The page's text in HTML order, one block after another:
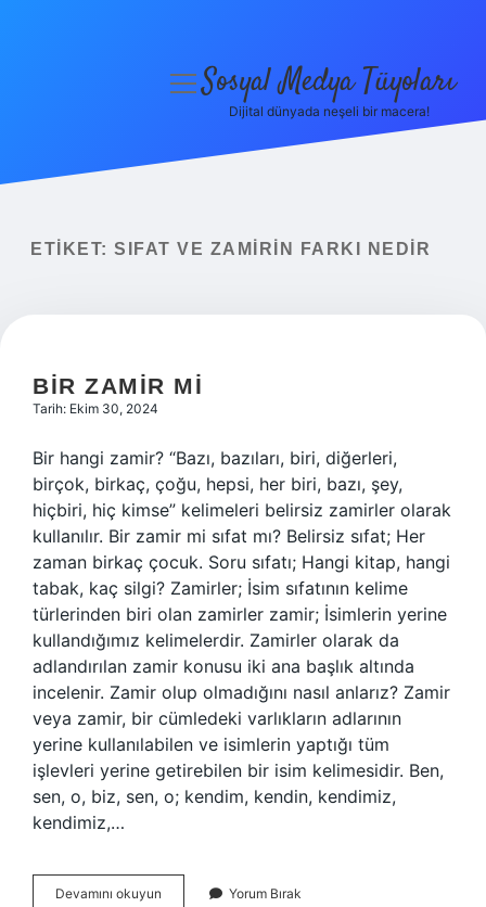
Yasal Uyarı
menüyüSosyal Medya Tüyoları
Dijital dünyada neşeli bir macera!
ETIKET: SIFAT VE ZAMIRIN FARKI NEDIR
BIR ZAMIR MI
Tarih: Ekim 30, 2024
Bir hangi zamir? “Bazı, bazıları, biri, diğerleri,
birçok, birkaç, çoğu, hepsi, her biri, bazı, şey,
hiçbiri, hiç kimse” kelimeleri belirsiz zamirler olarak
kullanılır. Bir zamir mi sıfat mı? Belirsiz sıfat; Her
zaman birkaç çocuk. Soru sıfatı; Hangi kitap, hangi
tabak, kaç silgi? Zamirler; İsim sıfatının kelime
türlerinden biri olan zamirler zamir; İsimlerin yerine
kullandığımız kelimelerdir. Zamirler olarak da
adlandırılan zamir konusu iki ana başlık altında
incelenir. Zamir olup olmadığını nasıl anlarız? Zamir
veya zamir, bir cümledeki varlıkların adlarının
yerine kullanılabilen ve isimlerin yaptığı tüm
işlevleri yerine getirebilen bir isim kelimesidir. Ben,
sen, o, biz, sen, o; kendim, kendin, kendimiz,
kendimiz,…
Devamını okuyun Yorum Bırak